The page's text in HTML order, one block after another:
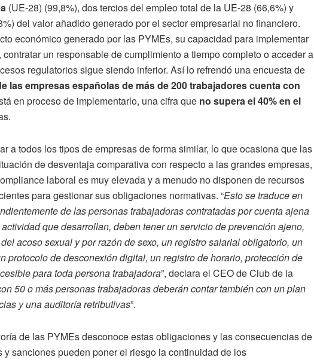
(UE-28) (99,8%), dos tercios del empleo total de la UE-28 (66,6%) y
del valor añadido generado por el sector empresarial no financiero.
económico generado por las PYMEs, su capacidad para implementar
un responsable de cumplimiento a tiempo completo o acceder a
regulatorios sigue siendo inferior. Así lo refrendó una encuesta de
las empresas españolas de más de 200 trabajadores cuenta con
en proceso de implementarlo, una cifra que no supera el 40% en el
a todos los tipos de empresas de forma similar, lo que ocasiona que las
de desventaja comparativa con respecto a las grandes empresas,
laboral es muy elevada y a menudo no disponen de recursos
para gestionar sus obligaciones normativas. “Esto se traduce en
de las personas trabajadoras contratadas por cuenta ajena
que desarrollan, deben tener un servicio de prevención ajeno,
acoso sexual y por razón de sexo, un registro salarial obligatorio, un
protocolo de desconexión digital, un registro de horario, protección de
para toda persona trabajadora”, declara el CEO de Club de la
50 o más personas trabajadoras deberán contar también con un plan
y una auditoría retributivas”.
de las PYMEs desconoce estas obligaciones y las consecuencias de
sanciones pueden poner el riesgo la continuidad de los